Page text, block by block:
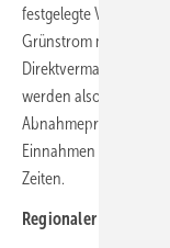
festgelegte Vergütung
Grünstrom mit
Direktvermarktung
werden also nicht
Abnahmepreis nach
Einnahmen aus der
Zeiten.
Regionaler